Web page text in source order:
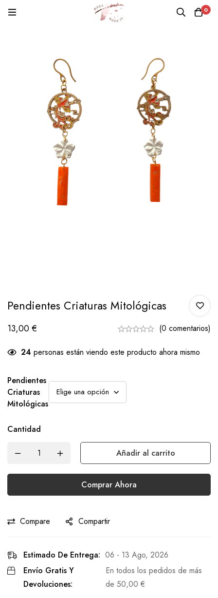
0
Productos
Pendientes Criaturas Mitológicas
Pendientes Criaturas Mitológicas
13,00€ (0 comentarios)
24 personas están viendo este producto ahora mismo
Pendientes
Criaturas
Mitológicas
Cantidad
Añadir al carrito
Comprar Ahora
Compare Compartir
Estimado De Entrega: 06 - 13 Ago, 2026
Envío Gratis Y
Devoluciones:
En todos los pedidos de más
de50,00€